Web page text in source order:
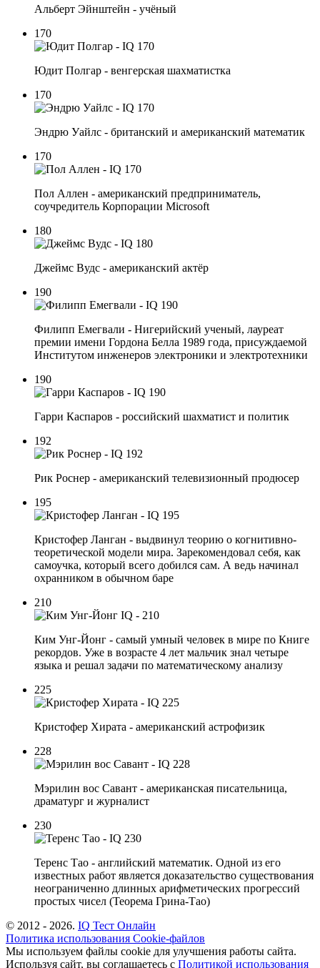
Альберт Эйнштейн - учёный
170
Юдит Полгар - венгерская шахматистка
170
Эндрю Уайлс - британский и американский математик
170
Пол Аллен - американский предприниматель,
соучредитель Корпорации Microsoft
180
Джеймс Вудс - американский актёр
190
Филипп Емегвали - Нигерийский ученый, лауреат
премии имени Гордона Белла 1989 года, присуждаемой
Институтом инженеров электроники и электротехники
190
Гарри Каспаров - российский шахматист и политик
192
Рик Роснер - американский телевизионный продюсер
195
Кристофер Ланган - выдвинул теорию о когнитивно-
теоретической модели мира. Зарекомендовал себя, как
самоучка, который всего добился сам. А ведь начинал
охранником в обычном баре
210
Ким Унг-Йонг - самый умный человек в мире по Книге
рекордов. Уже в возрасте 4 лет мальчик знал четыре
языка и решал задачи по математическому анализу
225
Кристофер Хирата - американский астрофизик
228
Мэрилин вос Савант - американская писательница,
драматург и журналист
230
Теренс Тао - английский математик. Одной из его
известных работ является доказательство существования
неограниченно длинных арифметических прогрессий
простых чисел (Теорема Грина-Тао)
© 2012 - 2026. IQ Тест Онлайн
Политика использования Cookie-файлов
Мы используем файлы cookie для улучшения работы сайта.
Используя сайт, вы соглашаетесь с Политикой использования